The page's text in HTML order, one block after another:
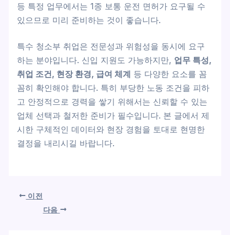
등 특정 업무에서는 1종 보통 운전 면허가 요구될 수
있으므로 미리 준비하는 것이 좋습니다.
특수 청소부 취업은 전문성과 위험성을 동시에 요구
하는 분야입니다. 신입 지원도 가능하지만, 업무 특성,
취업 조건, 현장 환경, 급여 체계 등 다양한 요소를 꼼
꼼히 확인해야 합니다. 특히 부당한 노동 조건을 피하
고 안정적으로 경력을 쌓기 위해서는 신뢰할 수 있는
업체 선택과 철저한 준비가 필수입니다. 본 글에서 제
시한 구체적인 데이터와 현장 경험을 토대로 현명한
결정을 내리시길 바랍니다.
이전
다음